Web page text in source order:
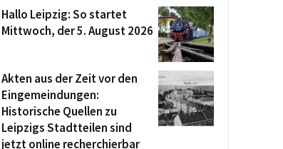
Hallo Leipzig: So startet
Mittwoch, der 5. August 2026
Akten aus der Zeit vor den
Eingemeindungen:
Historische Quellen zu
Leipzigs Stadtteilen sind
jetzt online recherchierbar